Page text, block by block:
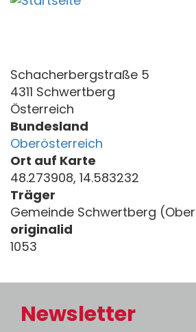
Direkt
Schacherbergstraße 5
4311 Schwertberg
Österreich
Bundesland
Oberösterreich
Ort auf Karte
48.273908, 14.583232
Träger
Gemeinde Schwertberg
originalid
1053
Newsletter